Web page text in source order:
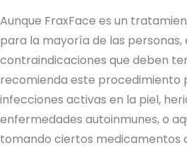
Aunque FraxFace es un
para la mayoría de las personas,
contraindicaciones que deben
recomienda este procedimiento
infecciones activas en la piel,
enfermedades autoinmunes, o
tomando ciertos medicamentos